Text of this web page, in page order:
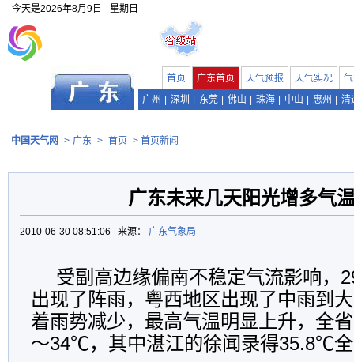
今天是2026年8月9日 星期日
首页 广东首页 天气预报 天气实况
广州
深圳 东莞 佛山 珠海 中山 惠州 清
中国天气网 > 广东 > 首页 > 首页新闻
广东未来几天阳光增多气
2010-06-30 08:51:06 来源： 广东气象局
受副高边缘偏南不稳定气流影响，
出现了阵雨，粤西地区出现了中雨到
着雨势减少，最高气温明显上升，全
～34℃，其中湛江的徐闻录得35.8℃